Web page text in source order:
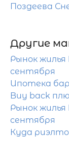
Поздеева
Другие
Рынок
сентября
Ипотека
Buy back
Рынок жилья
сентября
Куда